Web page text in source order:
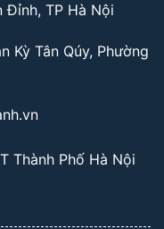
Đỉnh, TP Hà Nội
Kỳ Tân Qúy, Phường
Thành Phố Hà Nội